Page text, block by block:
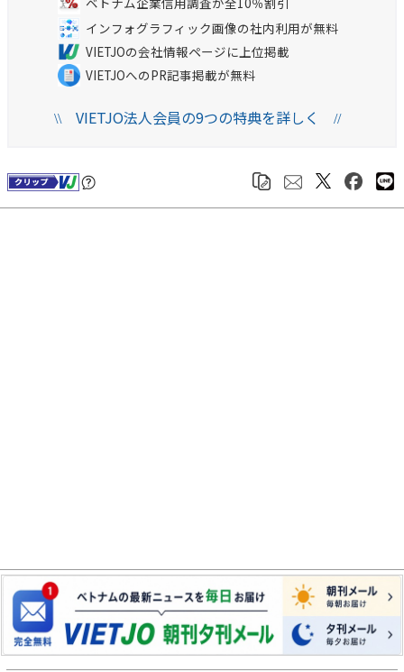
インフォグラフィック画像の社内利用が無料
VIETJOの会社情報ページに上位掲載
VIETJOへのPR記事掲載が無料
\\VIETJO法人会員の9つの特典を詳しく //